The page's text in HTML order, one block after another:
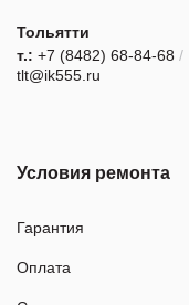
Тольятти
т.: +7 (8482) 68-84-68 /
tlt@ik555.ru
Условия ремонта
Гарантия
Оплата